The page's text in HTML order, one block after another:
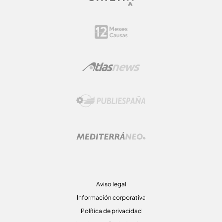
Aviso legal
Información corporativa
Política de privacidad